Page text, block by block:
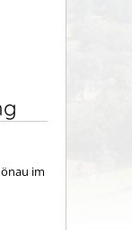
im